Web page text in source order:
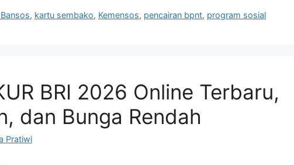
, kartu sembako, Kemensos, pencairan bpnt, program sosial
BRI 2026 Online Terbaru,
dan Bunga Rendah
Pratiwi